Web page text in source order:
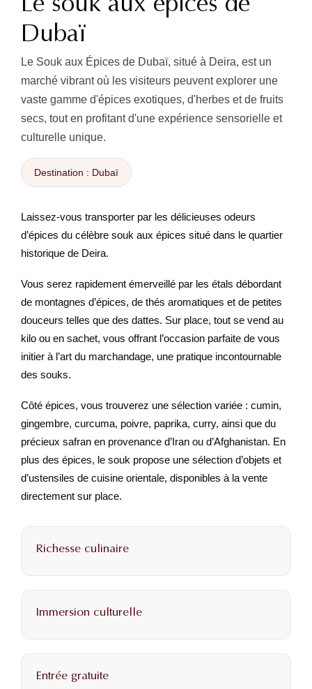
Dubaï
Le Souk aux Épices de Dubaï, situé à Deira, est un
marché vibrant où les visiteurs peuvent explorer une
vaste gamme d'épices exotiques, d'herbes et de fruits
secs, tout en profitant d'une expérience sensorielle et
culturelle unique.
Destination : Dubaï
Laissez-vous transporter par les délicieuses odeurs
d’épices du célèbre souk aux épices situé dans le quartier
historique de Deira.
Vous serez rapidement émerveillé par les étals débordant
de montagnes d’épices, de thés aromatiques et de petites
douceurs telles que des dattes. Sur place, tout se vend au
kilo ou en sachet, vous offrant l’occasion parfaite de vous
initier à l’art du marchandage, une pratique incontournable
des souks.
Côté épices, vous trouverez une sélection variée : cumin,
gingembre, curcuma, poivre, paprika, curry, ainsi que du
précieux safran en provenance d’Iran ou d’Afghanistan. En
plus des épices, le souk propose une sélection d’objets et
d’ustensiles de cuisine orientale, disponibles à la vente
directement sur place.
Richesse culinaire
Immersion culturelle
Entrée gratuite